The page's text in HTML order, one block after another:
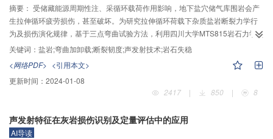
处出现了剪胀现象，且吸力越大，剪胀现象越明显。最后，通过与原位旁压试
验和已有数值模拟结果对比，对本文方法的可靠性进行了验证。
摘要： 受储藏能源周期性注、采循环载荷作用影响，地下盐穴储气库围岩会产
生拉伸循环疲劳损伤，甚至破坏。为研究拉伸循环荷载下杂质盐岩断裂力学行
为及损伤演化规律，基于三点弯曲试验方法，利用四川大学MTS815岩石力学测
试设备及3维声发射监测系统，开展了纯盐岩、含杂卤石盐岩及杂质盐岩拉伸加
卸载及岩石损伤声发射监测试验。结果表明：1）杂卤石成分及泥质胶结提升了
盐岩的韧性，纯盐岩的断裂韧度均值K
，含杂卤石盐岩的断
裂韧度较纯盐岩高43.08%，杂质盐岩的断裂韧度为纯盐岩的3.18倍。2）杂质
导致盐岩脆性提高，纯盐岩声发射事件覆盖区域远大于含杂卤石盐岩及杂质盐
至岩石完全断裂。3）盐岩损伤程度随循环次数增长逐渐提高，但增长速度逐渐
降低，损伤变量与切槽张开度符合指数函数关系，损伤变量–张开度曲线拐点对
关键词： 盐岩;弯曲加卸载;断裂韧度;声发射技术;岩石失稳
<网络PDF> <引用本文>
更新时间： 2024-01-08
2417
| 850 | 8
声发射特征在灰岩损伤识别及定量评估中的应用
AI导读